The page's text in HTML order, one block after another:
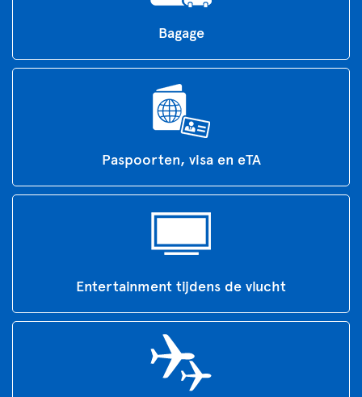
Bagage
Paspoorten, visa en eTA
Entertainment tijdens de vlucht